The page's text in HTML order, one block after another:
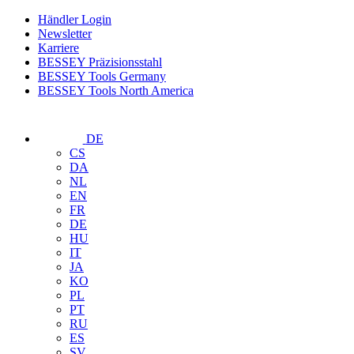
Händler Login
Newsletter
Karriere
BESSEY Präzisionsstahl
BESSEY Tools Germany
BESSEY Tools North America
DE
CS
DA
NL
EN
FR
DE
HU
IT
JA
KO
PL
PT
RU
ES